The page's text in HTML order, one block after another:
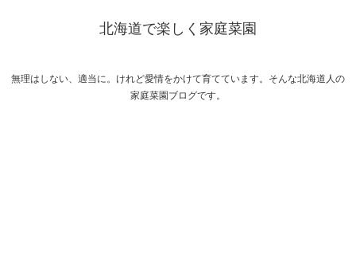
北海道で楽しく家庭菜園
無理はしない、適当に。けれど愛情をかけて育てています。そんな北海道人の
家庭菜園ブログです。